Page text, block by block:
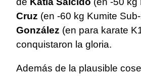
Cruz (en -60 kg Kumite
González (en para karate
conquistaron la gloria.
Además de la plausible